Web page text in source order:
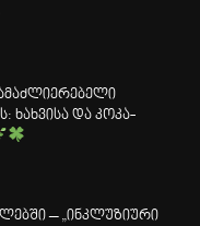
ხახვისა და კოკა-
– „ინკლუზიური